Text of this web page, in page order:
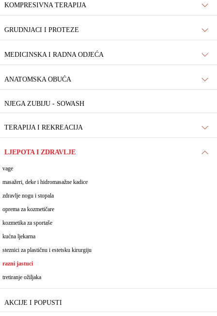
KOMPRESIVNA TERAPIJA
GRUDNJACI I PROTEZE
MEDICINSKA I RADNA ODJEĆA
ANATOMSKA OBUĆA
NJEGA ZUBIJU - SOWASH
TERAPIJA I REKREACIJA
LJEPOTA I ZDRAVLJE
vage
masažeri, deke i hidromasažne kadice
zdravlje nogu i stopala
oprema za kozmetičare
kozmetika za sportaše
kućna ljekarna
steznici za plastičnu i estetsku kirurgiju
razni jastuci
tretiranje ožiljaka
AKCIJE I POPUSTI